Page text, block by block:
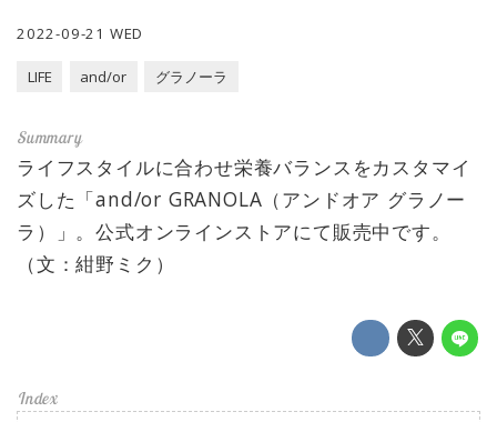
2022-09-21 WED
LIFE and/or グラノーラ
ライフスタイルに合わせ栄養バランスをカスタマイ
ズした「and/or GRANOLA（アンドオア グラノー
ラ）」。公式オンラインストアにて販売中です。
（文：紺野ミク）